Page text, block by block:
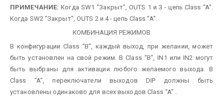
ПРИМЕЧАНИЕ:Когда SW1 “Закрыт”, OUTS 1 и 3 - цепь Class “A”.
Когда SW2 “Закрыт”, OUTS 2 и 4 - цепь Class “A”.
КОМБИНАЦИЯ РЕЖИМОВ
В конфигурации Class “B”, каждый выход, при желании, может
быть установлен на свой режим.В Class “B”, IN1 или IN2 могут
быть выбраны для активации любого желаемого выхода.
В
Class “A”, переключатели выходов DIP должны быть
установлены одинаково для всех выходов Class “A” .